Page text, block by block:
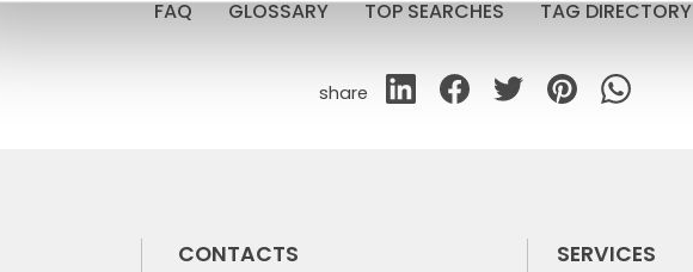
FAQ GLOSSARY TOP SEARCHES TAG DIRECTORY
share
CONTACTS SERVICES